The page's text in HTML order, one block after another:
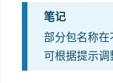
笔记
部分包名称
可根据提示调